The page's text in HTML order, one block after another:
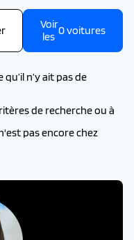
Voir
les 0voitures
n’y ait pas de
de recherche ou à
pas encore chez